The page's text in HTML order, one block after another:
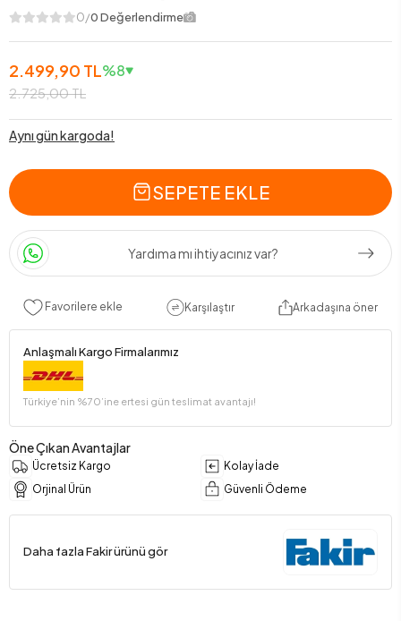
0/0 Değerlendirme
2.499,90 TL
2.725,00 TL
%8
Aynı gün kargoda!
SEPETE EKLE
Yardıma mı ihtiyacınız var?
Favorilere ekle Karşılaştır Arkadaşına öner
Anlaşmalı Kargo Firmalarımız
Türkiye’nin %70’ine ertesi gün teslimat avantajı!
Öne Çıkan Avantajlar
Ücretsiz Kargo
Kolay İade
Orjinal Ürün
Güvenli Ödeme
Daha fazla Fakir ürünü gör